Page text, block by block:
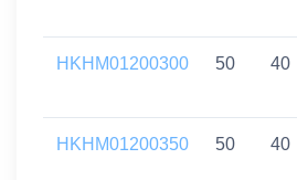
HKHM01200300 50 40
HKHM01200350 50 40